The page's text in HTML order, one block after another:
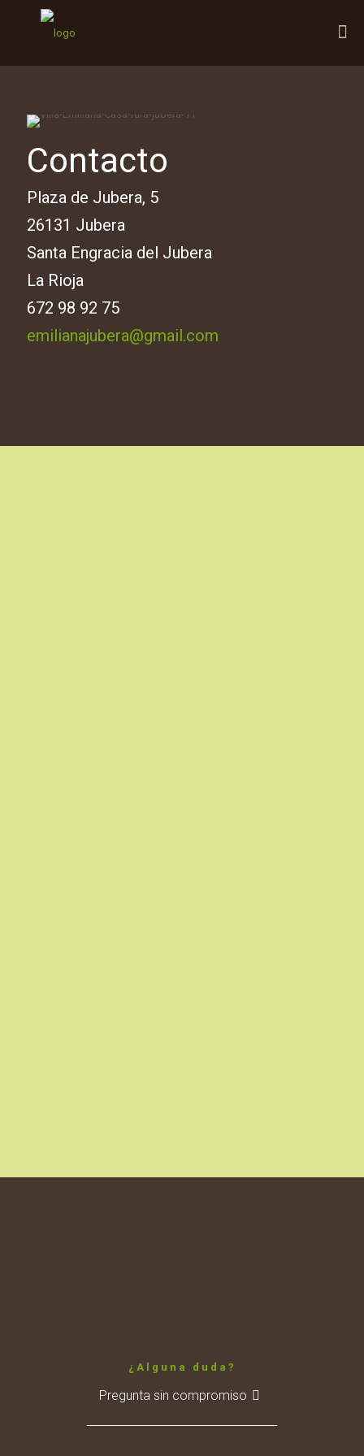
Contacto
Plaza de Jubera, 5
26131 Jubera
Santa Engracia del Jubera
La Rioja
672 98 92 75
emilianajubera@gmail.com
¿Alguna duda?
Pregunta sin compromiso